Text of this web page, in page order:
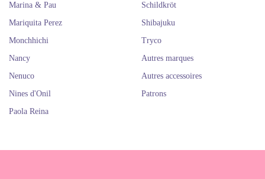
Marina & Pau
Mariquita Perez
Monchhichi
Nancy
Nenuco
Nines d'Onil
Paola Reina
Schildkröt
Shibajuku
Tryco
Autres marques
Autres accessoires
Patrons